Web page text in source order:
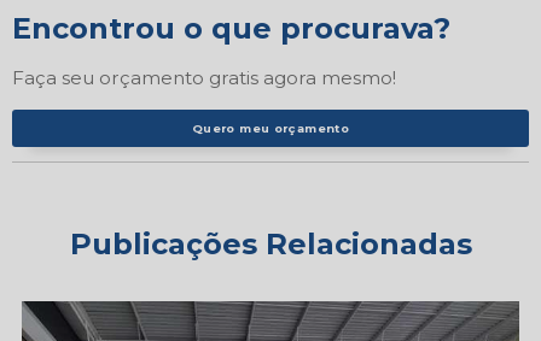
Encontrou o que procurava?
Faça seu orçamento gratis agora mesmo!
Quero meu orçamento
Publicações Relacionadas